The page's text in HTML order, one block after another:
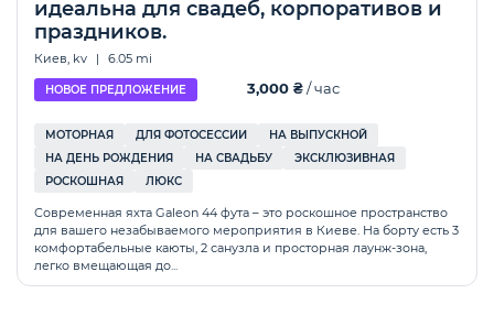
идеальна для свадеб, корпоративов и
праздников.
Киев, kv | 6.05 mi
НОВОЕ ПРЕДЛОЖЕНИЕ 3,000 ₴/ час
МОТОРНАЯ ДЛЯ ФОТОСЕССИИ
НА ВЫПУСКНОЙ
НА ДЕНЬ РОЖДЕНИЯ
НА СВАДЬБУ
ЭКСКЛЮЗИВНАЯ
РОСКОШНАЯ
ЛЮКС
Современная яхта Galeon 44 фута – это роскошное пространство
для вашего незабываемого мероприятия в Киеве. На борту есть 3
комфортабельные каюты, 2 санузла и просторная лаунж-зона,
легко вмещающая до...